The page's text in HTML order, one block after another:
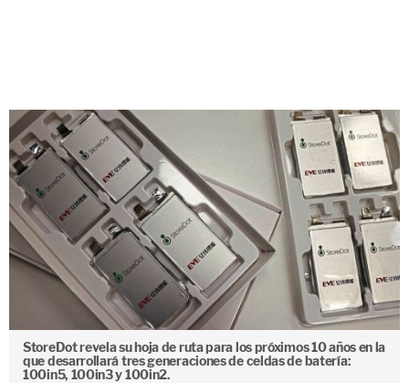
StoreDot revela su hoja de ruta para los próximos 10 años en la
que desarrollará tres generaciones de celdas de batería:
100in5, 100in3 y 100in2.